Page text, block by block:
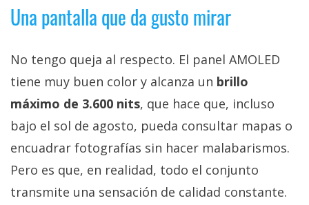
Una pantalla que da gusto mirar
No tengo queja al respecto. El panel AMOLED
tiene muy buen color y alcanza un brillo
máximo de 3.600 nits, que hace que, incluso
bajo el sol de agosto, pueda consultar mapas o
encuadrar fotografías sin hacer malabarismos.
Pero es que, en realidad, todo el conjunto
transmite una sensación de calidad constante.